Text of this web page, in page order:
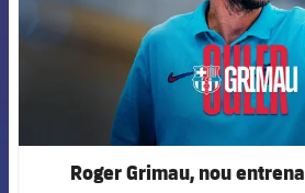
Roger Grimau, nou